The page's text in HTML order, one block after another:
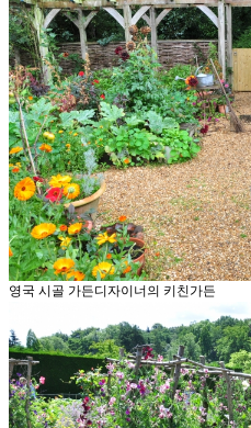
영국 시골 가든디자이너의 키친가든